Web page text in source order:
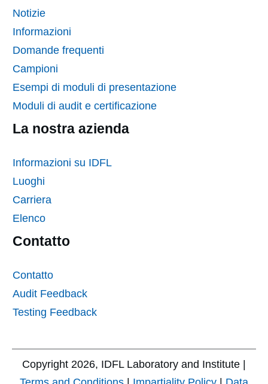
Notizie
Informazioni
Domande frequenti
Campioni
Esempi di moduli di presentazione
Moduli di audit e certificazione
La nostra azienda
Informazioni su IDFL
Luoghi
Carriera
Elenco
Contatto
Contatto
Audit Feedback
Testing Feedback
Copyright 2026, IDFL Laboratory and Institute |